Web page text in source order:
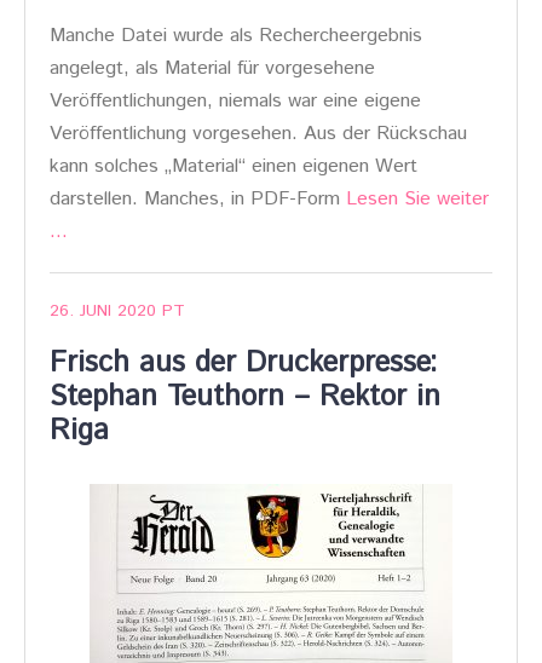
Manche Datei wurde als Rechercheergebnis
angelegt, als Material für vorgesehene
Veröffentlichungen, niemals war eine eigene
Veröffentlichung vorgesehen. Aus der Rückschau
kann solches „Material“ einen eigenen Wert
darstellen. Manches, in PDF-Form Lesen Sie weiter
…
26. JUNI 2020 PT
Frisch aus der Druckerpresse:
Stephan Teuthorn – Rektor in
Riga